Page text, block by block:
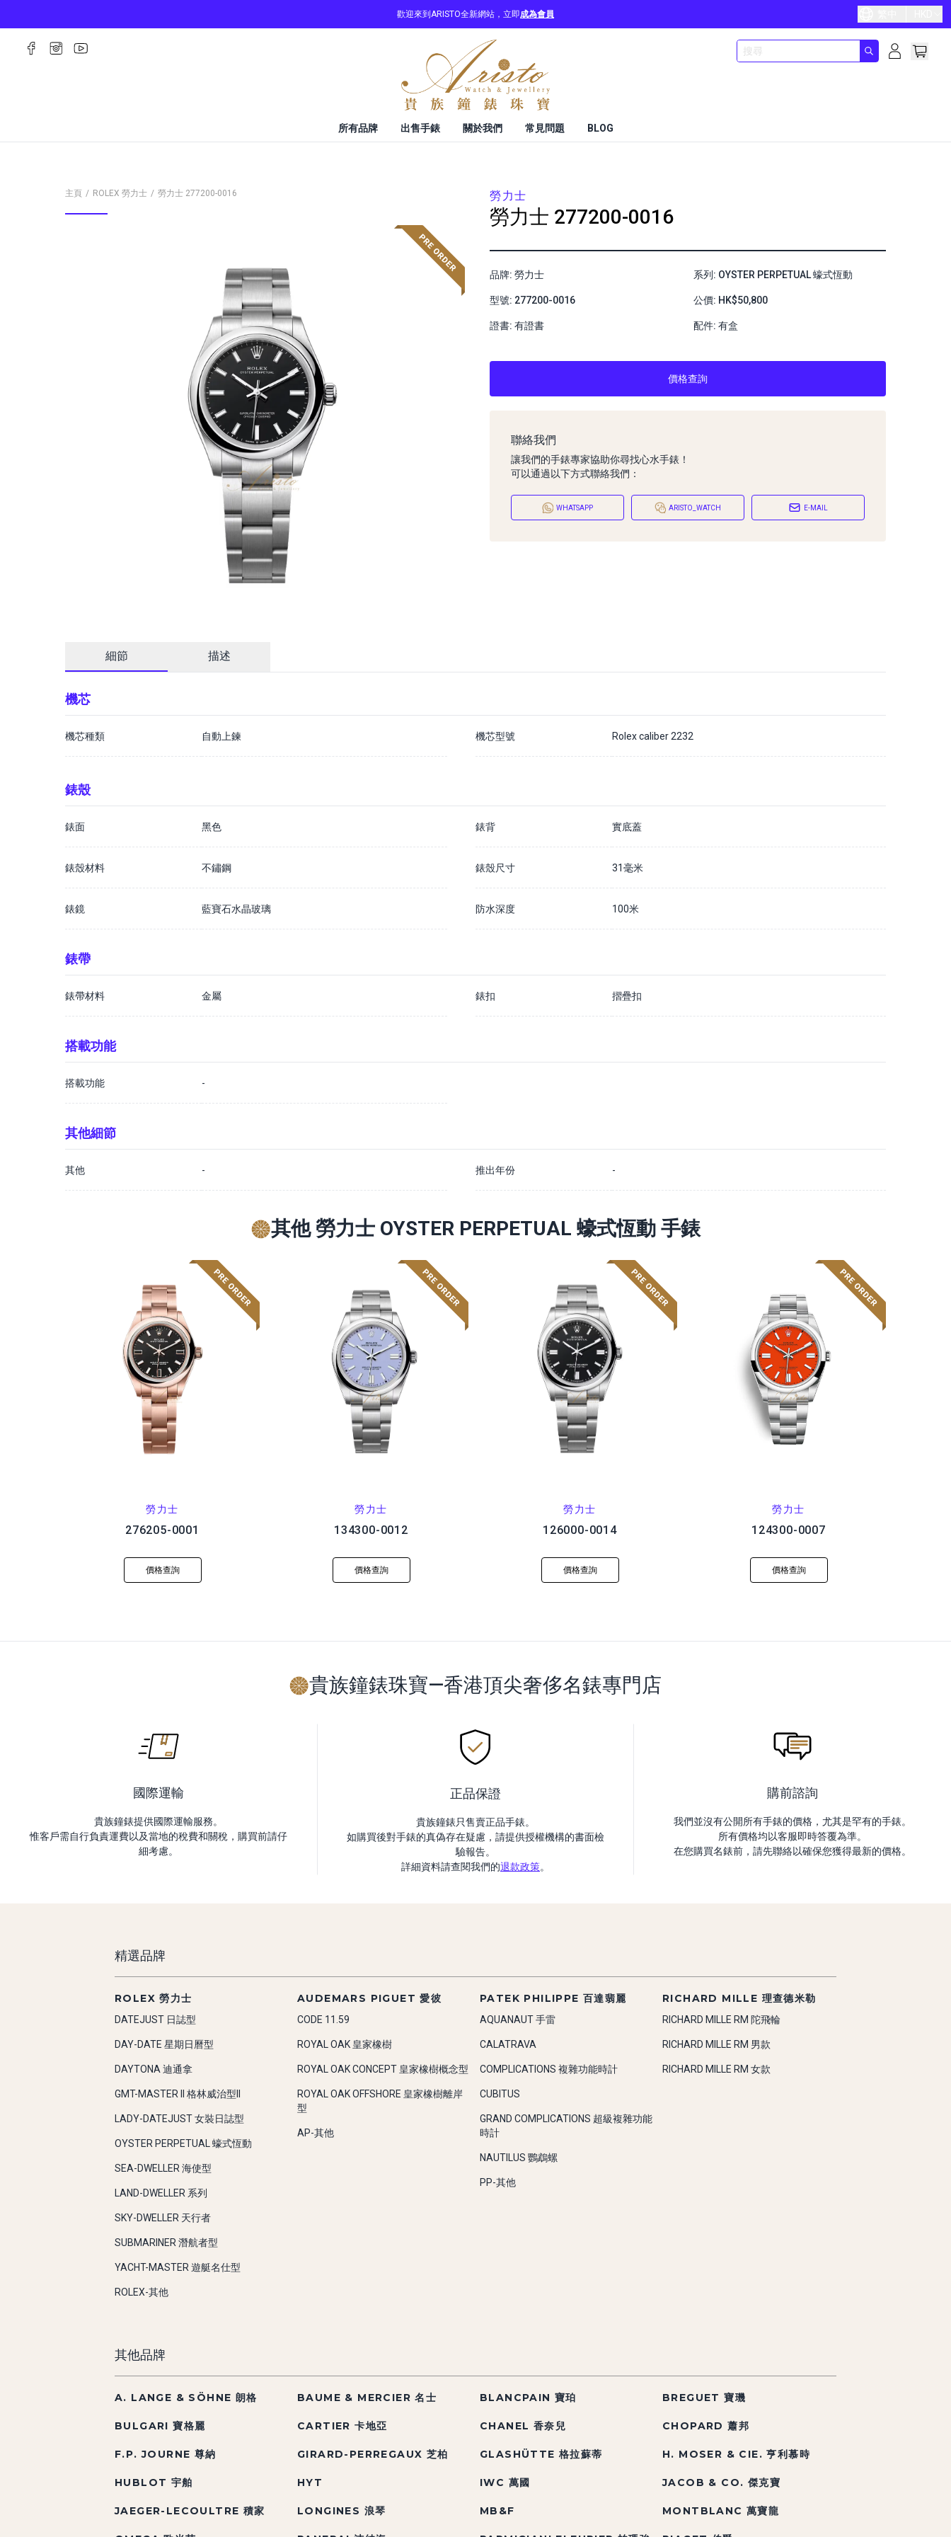
歡迎來到ARISTO全新網站，立即成為會員
所有品牌 出售手錶 關於我們 常見問題 BLOG
主頁 ROLEX 勞力士 勞力士 277200-0016 勞力士
勞力士 277200-0016
品牌: 勞力士 系列: OYSTER PERPETUAL 蠔式恆動
型號: 277200-0016 公價: HK$50,800
證書: 有證書 配件: 有盒
價格查詢
聯絡我們
讓我們的手錶專家協助你尋找心水手錶！
可以通過以下方式聯絡我們：
WHATSAPP ARISTO_WATCH E-MAIL
細節 描述
機芯
機芯種類 自動上鍊 機芯型號 Rolex caliber 2232
錶殼
錶面 黑色 錶背 實底蓋
錶殼材料 不鏽鋼 錶殼尺寸 31毫米
錶鏡 藍寶石水晶玻璃 防水深度 100米
錶帶
錶帶材料 金屬 錶扣 摺疊扣
搭載功能
搭載功能 -
其他細節
其他 - 推出年份 -
其他 勞力士 OYSTER PERPETUAL 蠔式恆動 手錶
勞力士
276205-0001
價格查詢
勞力士
134300-0012
價格查詢
勞力士
126000-0014
價格查詢
勞力士
124300-0007
價格查詢
貴族鐘錶珠寶—香港頂尖奢侈名錶專門店
國際運輸
貴族鐘錶提供國際運輸服務。
惟客戶需自行負責運費以及當地的稅費和關稅，購買前請仔
細考慮。
正品保證
貴族鐘錶只售賣正品手錶。
如購買後對手錶的真偽存在疑慮，請提供授權機構的書面檢
驗報告。
詳細資料請查閱我們的退款政策。
購前諮詢
我們並沒有公開所有手錶的價格，尤其是罕有的手錶。
所有價格均以客服即時答覆為準。
在您購買名錶前，請先聯絡以確保您獲得最新的價格。
精選品牌
ROLEX 勞力士
DATEJUST 日誌型
DAY-DATE 星期日曆型
DAYTONA 迪通拿
GMT-MASTER II 格林威治型II
LADY-DATEJUST 女裝日誌型
OYSTER PERPETUAL 蠔式恆動
SEA-DWELLER 海使型
LAND-DWELLER 系列
SKY-DWELLER 天行者
SUBMARINER 潛航者型
YACHT-MASTER 遊艇名仕型
ROLEX-其他
AUDEMARS PIGUET 愛彼
CODE 11.59
ROYAL OAK 皇家橡樹
ROYAL OAK CONCEPT 皇家橡樹概念型
ROYAL OAK OFFSHORE 皇家橡樹離岸
型
AP-其他
PATEK PHILIPPE 百達翡麗
AQUANAUT 手雷
CALATRAVA
COMPLICATIONS 複雜功能時計
CUBITUS
GRAND COMPLICATIONS 超級複雜功能
時計
NAUTILUS 鸚鵡螺
PP-其他
RICHARD MILLE 理查德米勒
RICHARD MILLE RM 陀飛輪
RICHARD MILLE RM 男款
RICHARD MILLE RM 女款
其他品牌
A. LANGE & SÖHNE 朗格 BAUME & MERCIER 名士 BLANCPAIN 寶珀 BREGUET 寶璣
BULGARI 寶格麗 CARTIER 卡地亞 CHANEL 香奈兒 CHOPARD 蕭邦
F.P. JOURNE 尊納 GIRARD-PERREGAUX 芝柏 GLASHÜTTE 格拉蘇蒂 H. MOSER & CIE. 亨利慕時
HUBLOT 宇舶 HYT IWC 萬國 JACOB & CO. 傑克寶
JAEGER-LECOULTRE 積家 LONGINES 浪琴 MB&F MONTBLANC 萬寶龍